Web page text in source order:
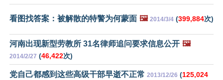
看图找答案：被解散的特警为何蒙面 🖼️ 2014/3/4 (399,884次)
河南出现新型劳教所 31名律师追问要求信息公开 🖼️
2014/2/27 (46,422次)
党自己都感到这些高级干部早逝不正常 2013/12/26 (125,024